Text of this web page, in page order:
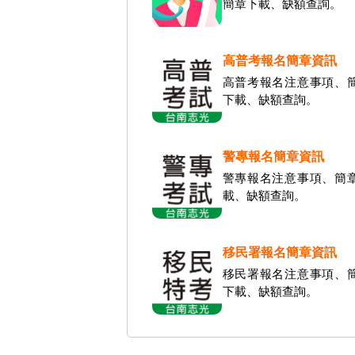
簡章下載、缺額查詢。
高普考報名簡章資訊
高普考報名注意事項、
下載、缺額查詢。
警專報名簡章資訊
警專報名注意事項、簡
載、缺額查詢。
移民署報名簡章資訊
移民署報名注意事項、
下載、缺額查詢。